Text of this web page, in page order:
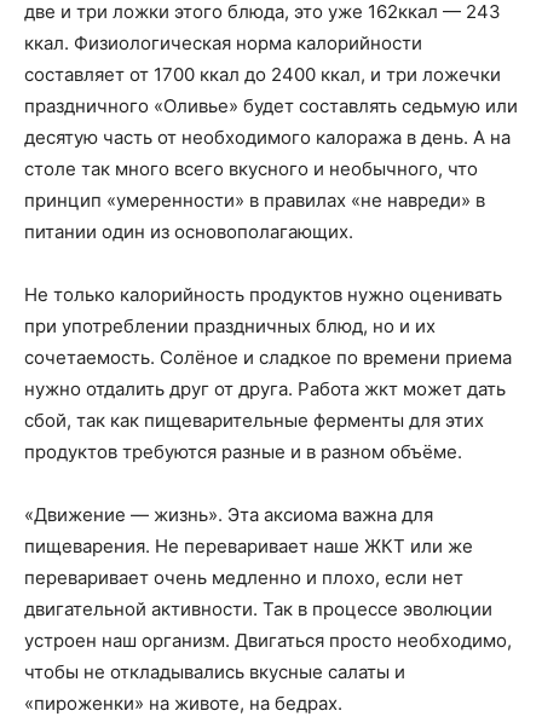
две и три ложки этого блюда, это уже 162ккал — 243
ккал. Физиологическая норма калорийности
составляет от 1700 ккал до 2400 ккал, и три ложечки
праздничного «Оливье» будет составлять седьмую или
десятую часть от необходимого калоража в день. А на
столе так много всего вкусного и необычного, что
принцип «умеренности» в правилах «не навреди» в
питании один из основополагающих.
Не только калорийность продуктов нужно оценивать
при употреблении праздничных блюд, но и их
сочетаемость. Солёное и сладкое по времени приема
нужно отдалить друг от друга. Работа жкт может дать
сбой, так как пищеварительные ферменты для этих
продуктов требуются разные и в разном объёме.
«Движение — жизнь». Эта аксиома важна для
пищеварения. Не переваривает наше ЖКТ или же
переваривает очень медленно и плохо, если нет
двигательной активности. Так в процессе эволюции
устроен наш организм. Двигаться просто необходимо,
чтобы не откладывались вкусные салаты и
«пироженки» на животе, на бедрах.